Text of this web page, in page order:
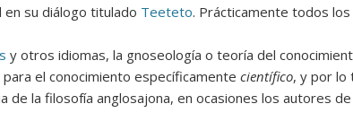
en su diálogo titulado Teeteto. Prácticamente todos
y otros idiomas, la gnoseología o teoría del
el conocimiento específicamente científico, y por lo
de la filosofía anglosajona, en ocasiones los autores de